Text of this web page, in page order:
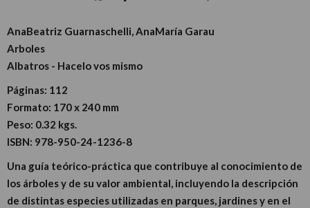
AnaBeatriz Guarnaschelli, AnaMaría Garau
Arboles
Albatros - Hacelo vos mismo
Páginas: 112
Formato: 170 x 240 mm
Peso: 0.32 kgs.
ISBN: 978-950-24-1236-8
Una guía teórico-práctica que contribuye al conocimiento de
los árboles y de su valor ambiental, incluyendo la descripción
de distintas especies utilizadas en parques, jardines y en el